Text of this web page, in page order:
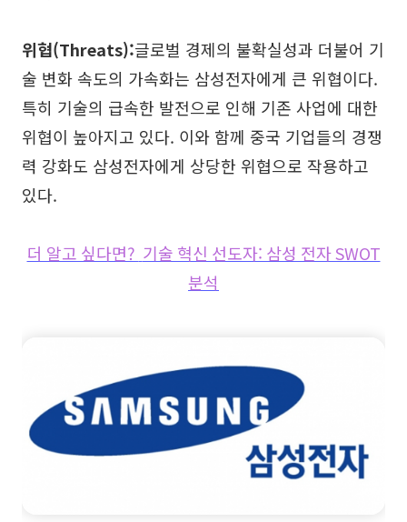
위협(Threats):글로벌 경제의 불확실성과 더불어 기
술 변화 속도의 가속화는 삼성전자에게 큰 위협이다.
특히 기술의 급속한 발전으로 인해 기존 사업에 대한
위협이 높아지고 있다. 이와 함께 중국 기업들의 경쟁
력 강화도 삼성전자에게 상당한 위협으로 작용하고
있다.
더 알고 싶다면? 기술 혁신 선도자: 삼성 전자 SWOT
분석